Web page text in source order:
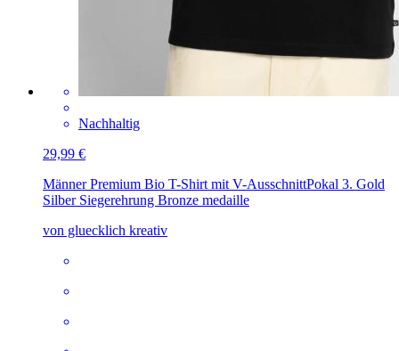
Nachhaltig
29,99 €
Männer Premium Bio T-Shirt mit V-AusschnittPokal 3. Gold
Silber Siegerehrung Bronze medaille
von gluecklich kreativ